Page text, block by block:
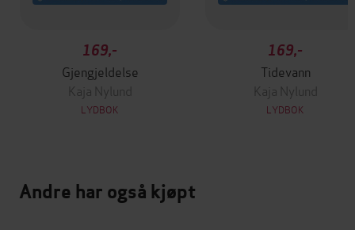
169,-
Gjengjeldelse
Kaja Nylund
LYDBOK
169,-
Tidevann
Kaja Nylund
LYDBOK
Andre har også kjøpt